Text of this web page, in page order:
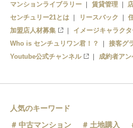
マンションライブラリー
賃貸管理
センチュリー21とは
リースバック
加盟店人材募集
イメージキャラク
Who is センチュリワン君！？
接客グ
Youtube公式チャンネル
成約者アン
人気のキーワード
中古マンション
土地購入